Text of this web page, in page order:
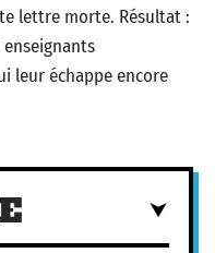
lettre morte. Résultat :
leur échappe encore